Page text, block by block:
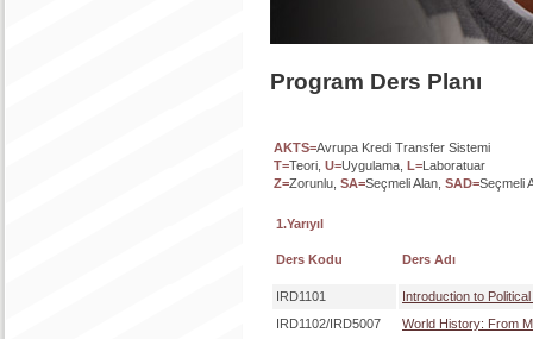
Program Ders Planı
AKTS=Avrupa Kredi Transfer Sistemi
T=Teori, U=Uygulama, L=Laboratuar
Z=Zorunlu, SA=Seçmeli Alan, SAD=Seçmeli
1.Yarıyıl
Ders Kodu Ders Adı
IRD1101
Introduction to
IRD1102/IRD5007
World History: From